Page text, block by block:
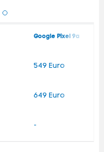
Google Pixel 9a
549 Euro
649 Euro
-